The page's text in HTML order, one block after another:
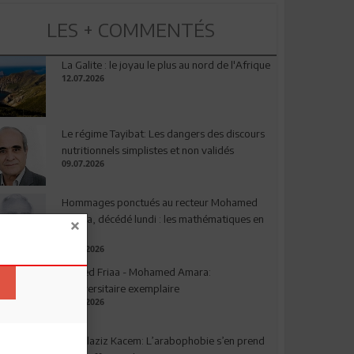
LES + COMMENTÉS
La Galite : le joyau le plus au nord de l'Afrique
12.07.2026
Le régime Tayibat: Les dangers des discours
nutritionnels simplistes et non validés
09.07.2026
Hommages ponctués au recteur Mohamed
Amara, décédé lundi : les mathématiques en
03.08.2026
Ahmed Friaa - Mohamed Amara:
l’Universitaire exemplaire
04.08.2026
Abdelaziz Kacem: L’arabophobie s’en prend